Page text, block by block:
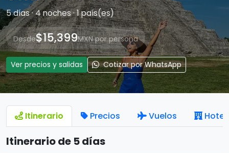
5 días · 4 noches · 1 país(es)
Desde$15,399MXN por persona
Ver precios y salidas Cotizar por WhatsApp
Itinerario Precios Vuelos
Itinerario de 5 días